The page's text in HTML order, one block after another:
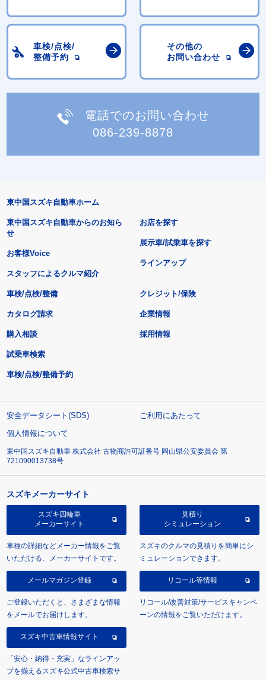
車検/点検/
整備予約
その他の
お問い合わせ
電話でのお問い合わせ
086-239-8878
東中国スズキ自動車ホーム
東中国スズキ自動車からのお知ら
せ
お客様Voice
スタッフによるクルマ紹介
お店を探す
展示車/試乗車を探す
ラインアップ
車検/点検/整備 クレジット/保険
カタログ請求
購入相談
試乗車検索
車検/点検/整備予約
企業情報
採用情報
安全データシート(SDS)
ご利用にあたって
個人情報について
東中国スズキ自動車 株式会社 古物商許可証番号 岡山県公安委員会 第
721090013738号
スズキメーカーサイト
スズキ四輪車
メーカーサイト
車種の詳細などメーカー情報をご覧
いただける、メーカーサイトです。
見積り
シミュレーション
スズキのクルマの見積りを簡単にシ
ミュレーションできます。
メールマガジン登録
ご登録いただくと、さまざまな情報
をメールでお届けします。
リコール等情報
リコール/改善対策/サービスキャンペ
ーンの情報をご覧いただけます。
スズキ中古車情報サイト
「安心・納得・充実」なラインアッ
プを揃えるスズキ公式中古車検索サ